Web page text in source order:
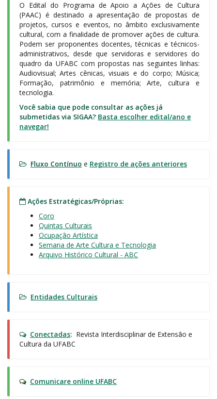
O Edital do Programa de Apoio a Ações de Cultura
(PAAC) é destinado a apresentação de propostas de
projetos, cursos e eventos, no âmbito exclusivamente
cultural, com a finalidade de promover ações de cultura.
Podem ser proponentes docentes, técnicas e técnicos-
administrativos, desde que servidoras e servidores do
quadro da UFABC com propostas nas seguintes linhas:
Audiovisual; Artes cênicas, visuais e do corpo; Música;
Formação, patrimônio e memória; Arte, cultura e
tecnologia.
Você sabia que pode consultar as ações já
submetidas via SIGAA? Basta escolher edital/ano e
navegar!
Fluxo Contínuo e Registro de ações anteriores
Ações Estratégicas/Próprias:
Coro
Quintas Culturais
Ocupação Artística
Semana de Arte Cultura e Tecnologia
Arquivo Histórico Cultural - ABC
Entidades Culturais
Conectadas: Revista Interdisciplinar de Extensão e
Cultura da UFABC
Comunicare online UFABC